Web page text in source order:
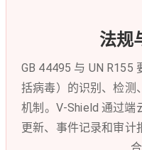
法规
GB 44495 与 UN R155
括病毒）的识别、检测
机制。V-Shield 通过端
更新、事件记录和审计